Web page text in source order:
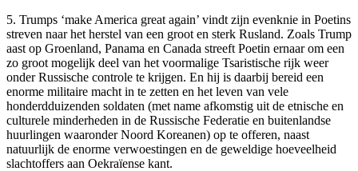
5. Trumps ‘make America great again’ vindt zijn evenknie in Poetins
streven naar het herstel van een groot en sterk Rusland. Zoals Trump
aast op Groenland, Panama en Canada streeft Poetin ernaar om een
zo groot mogelijk deel van het voormalige Tsaristische rijk weer
onder Russische controle te krijgen. En hij is daarbij bereid een
enorme militaire macht in te zetten en het leven van vele
honderdduizenden soldaten (met name afkomstig uit de etnische en
culturele minderheden in de Russische Federatie en buitenlandse
huurlingen waaronder Noord Koreanen) op te offeren, naast
natuurlijk de enorme verwoestingen en de geweldige hoeveelheid
slachtoffers aan Oekraïense kant.